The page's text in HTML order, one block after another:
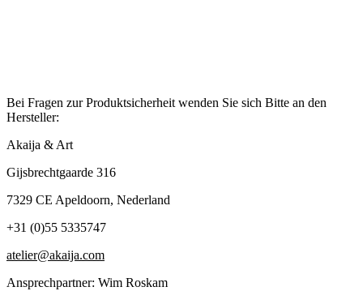
Bei Fragen zur Produktsicherheit wenden Sie sich Bitte an den
Hersteller:
Akaija & Art
Gijsbrechtgaarde 316
7329 CE Apeldoorn, Nederland
+31 (0)55 5335747
atelier@akaija.com
Ansprechpartner: Wim Roskam